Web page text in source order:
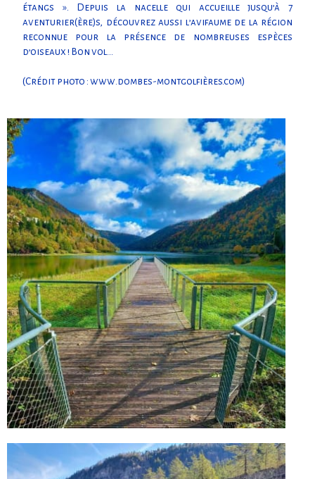
étangs ». Depuis la nacelle qui accueille jusqu’à 7
aventurier(ère)s, découvrez aussi l’avifaume de la région
reconnue pour la présence de nombreuses espèces
d’oiseaux ! Bon vol…
(Crédit photo : www.dombes-montgolfières.com)